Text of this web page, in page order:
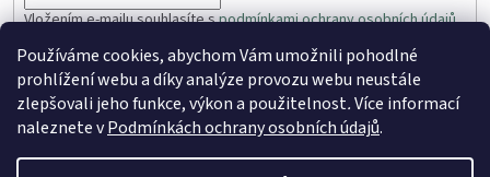
Používáme cookies, abychom Vám umožnili pohodlné
prohlížení webu a díky analýze provozu webu neustále
zlepšovali jeho funkce, výkon a použitelnost.Více informací
naleznete vPodmínkách ochrany osobních údajů.
Vložením e-mailu souhlasíte spodmínkami ochrany osobních údajů
PŘIHLÁSIT SE